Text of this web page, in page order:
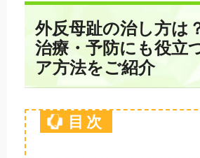
外反母趾の治し方は
治療・予防にも役立
ア方法をご紹介
目次